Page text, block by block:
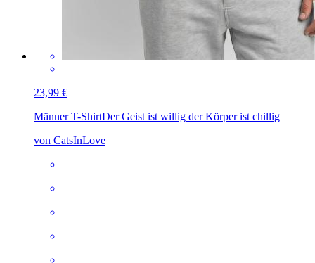
23,99 €
Männer T-ShirtDer Geist ist willig der Körper ist chillig
von CatsInLove